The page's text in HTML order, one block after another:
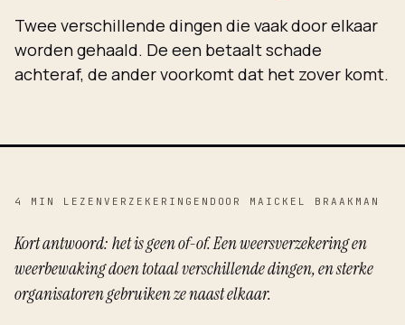
Twee verschillende dingen die vaak door elkaar
worden gehaald. De een betaalt schade
achteraf, de ander voorkomt dat het zover komt.
4 MIN LEZEN VERZEKERINGEN DOOR MAICKEL BRAAKMAN
Kort antwoord: het is geen of-of. Een weersverzekering en
weerbewaking doen totaal verschillende dingen, en sterke
organisatoren gebruiken ze naast elkaar.